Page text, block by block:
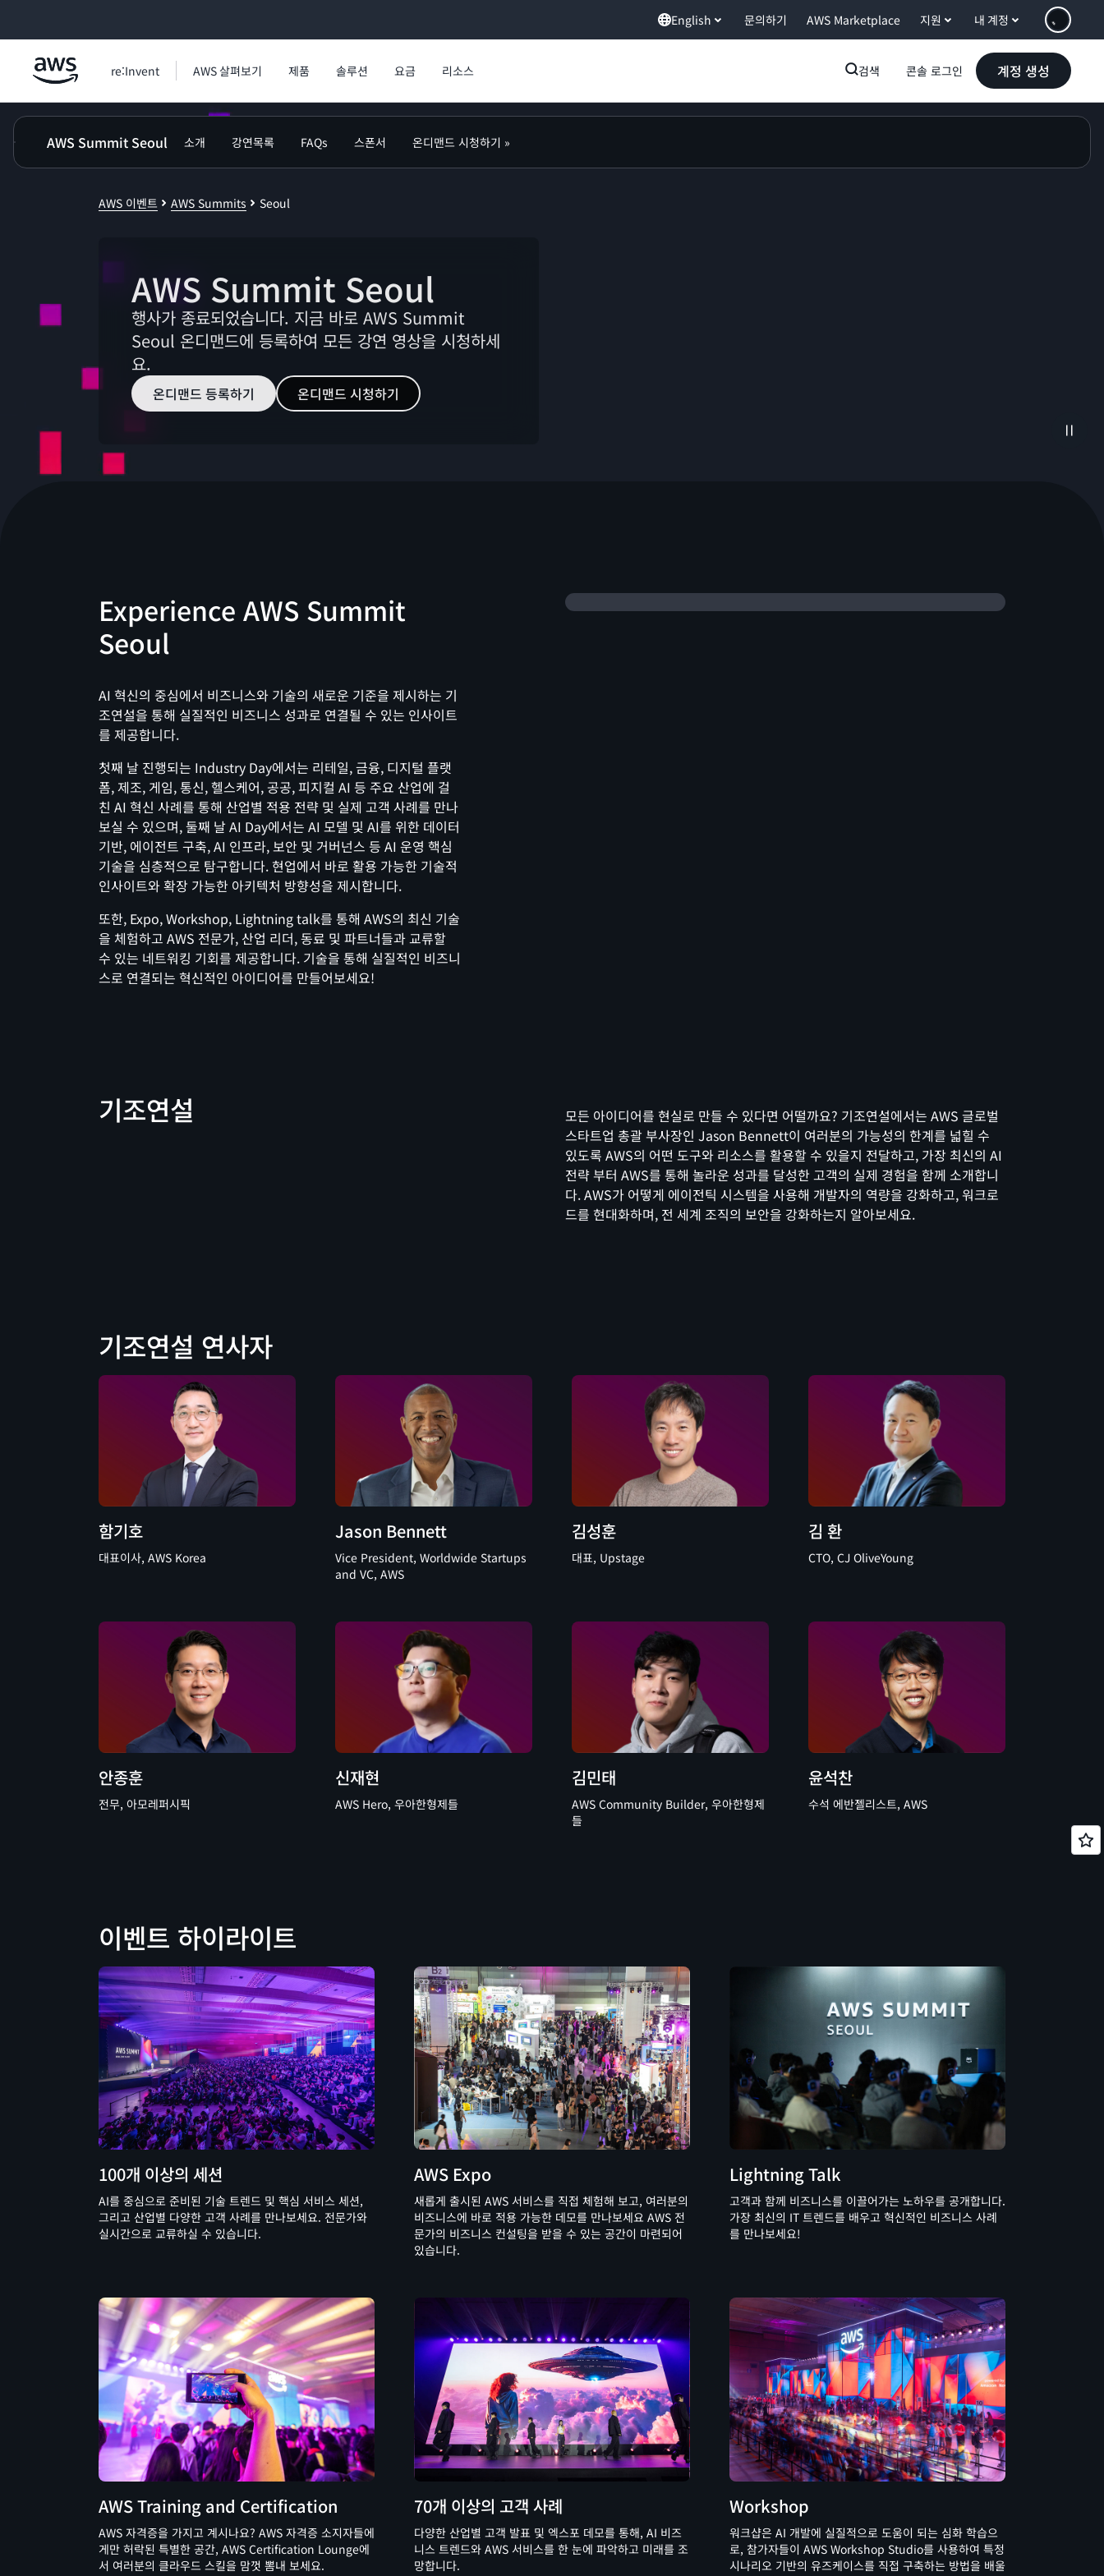
English 문의하기 AWS Marketplace 지원 내 계정
re:Invent AWS 살펴보기 제품 솔루션 요금 리소스 검색 콘솔 로그인 계정 생성
AWS Summit Seoul 소개 강연목록 FAQs 스폰서 온디맨드 시청하기 »
AWS 이벤트 AWS Summits Seoul
AWS Summit Seoul
행사가 종료되었습니다. 지금 바로 AWS Summit
Seoul 온디맨드에 등록하여 모든 강연 영상을 시청하세
요.
온디맨드 등록하기 온디맨드 시청하기
Experience AWS Summit
Seoul
AI 혁신의 중심에서 비즈니스와 기술의 새로운 기준을 제시하는 기
조연설을 통해 실질적인 비즈니스 성과로 연결될 수 있는 인사이트
를 제공합니다.
첫째 날 진행되는 Industry Day에서는 리테일, 금융, 디지털 플랫
폼, 제조, 게임, 통신, 헬스케어, 공공, 피지컬 AI 등 주요 산업에 걸
친 AI 혁신 사례를 통해 산업별 적용 전략 및 실제 고객 사례를 만나
보실 수 있으며, 둘째 날 AI Day에서는 AI 모델 및 AI를 위한 데이터
기반, 에이전트 구축, AI 인프라, 보안 및 거버넌스 등 AI 운영 핵심
기술을 심층적으로 탐구합니다. 현업에서 바로 활용 가능한 기술적
인사이트와 확장 가능한 아키텍처 방향성을 제시합니다.
또한, Expo, Workshop, Lightning talk를 통해 AWS의 최신 기술
을 체험하고 AWS 전문가, 산업 리더, 동료 및 파트너들과 교류할
수 있는 네트워킹 기회를 제공합니다. 기술을 통해 실질적인 비즈니
스로 연결되는 혁신적인 아이디어를 만들어보세요!
기조연설
모든 아이디어를 현실로 만들 수 있다면 어떨까요? 기조연설에서는 AWS 글로벌
스타트업 총괄 부사장인 Jason Bennett이 여러분의 가능성의 한계를 넓힐 수
있도록 AWS의 어떤 도구와 리소스를 활용할 수 있을지 전달하고, 가장 최신의 AI
전략 부터 AWS를 통해 놀라운 성과를 달성한 고객의 실제 경험을 함께 소개합니
다. AWS가 어떻게 에이전틱 시스템을 사용해 개발자의 역량을 강화하고, 워크로
드를 현대화하며, 전 세계 조직의 보안을 강화하는지 알아보세요.
기조연설 연사자
함기호
대표이사, AWS Korea
Jason Bennett
Vice President, Worldwide Startups
and VC, AWS
김성훈
대표, Upstage
김 환
CTO, CJ OliveYoung
안종훈
전무, 아모레퍼시픽
신재현
AWS Hero, 우아한형제들
김민태
AWS Community Builder, 우아한형제
들
윤석찬
수석 에반젤리스트, AWS
이벤트 하이라이트
100개 이상의 세션
AI를 중심으로 준비된 기술 트렌드 및 핵심 서비스 세션,
그리고 산업별 다양한 고객 사례를 만나보세요. 전문가와
실시간으로 교류하실 수 있습니다.
AWS Expo
새롭게 출시된 AWS 서비스를 직접 체험해 보고, 여러분의
비즈니스에 바로 적용 가능한 데모를 만나보세요 AWS 전
문가의 비즈니스 컨설팅을 받을 수 있는 공간이 마련되어
있습니다.
Lightning Talk
고객과 함께 비즈니스를 이끌어가는 노하우를 공개합니다.
가장 최신의 IT 트렌드를 배우고 혁신적인 비즈니스 사례
를 만나보세요!
AWS Training and Certification
AWS 자격증을 가지고 계시나요? AWS 자격증 소지자들에
게만 허락된 특별한 공간, AWS Certification Lounge에
서 여러분의 클라우드 스킬을 맘껏 뽐내 보세요.
70개 이상의 고객 사례
다양한 산업별 고객 발표 및 엑스포 데모를 통해, AI 비즈
니스 트렌드와 AWS 서비스를 한 눈에 파악하고 미래를 조
망합니다.
Workshop
워크샵은 AI 개발에 실질적으로 도움이 되는 심화 학습으
로, 참가자들이 AWS Workshop Studio를 사용하여 특정
시나리오 기반의 유즈케이스를 직접 구축하는 방법을 배울